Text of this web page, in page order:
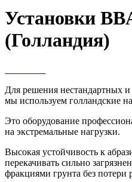
Установки
(Голландия)
Для решения нестандартных
мы используем голландские
Это оборудование
на экстремальные нагрузки.
Высокая устойчивость к
перекачивать сильно
фракциями грунта без потери